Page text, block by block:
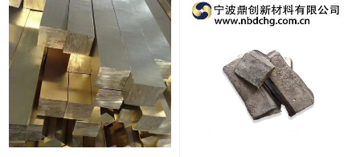
553#硅 9,300—9,500
441#硅 9,600—9,800 9,700
3303#硅 10,300—10,500 10,400
2202#硅 14,100—14,300